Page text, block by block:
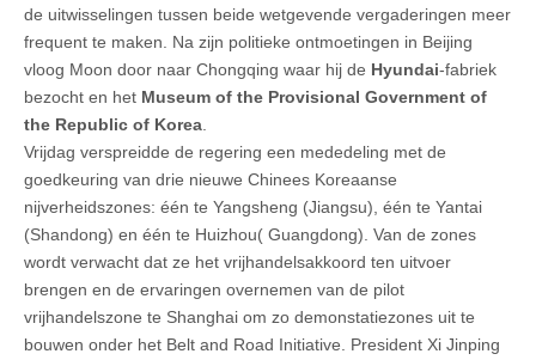
de uitwisselingen tussen beide wetgevende vergaderingen meer
frequent te maken. Na zijn politieke ontmoetingen in Beijing
vloog Moon door naar Chongqing waar hij de Hyundai-fabriek
bezocht en het Museum of the Provisional Government of
the Republic of Korea
Vrijdag verspreidde de regering een mededeling met de
goedkeuring van drie nieuwe Chinees Koreaanse
nijverheidszones: één te Yangsheng (Jiangsu), één te Yantai
(Shandong) en één te Huizhou( Guangdong). Van de zones
wordt verwacht dat ze het vrijhandelsakkoord ten uitvoer
brengen en de ervaringen overnemen van de pilot
vrijhandelszone te Shanghai om zo demonstatiezones uit te
bouwen onder het Belt and Road Initiative. President Xi Jinping